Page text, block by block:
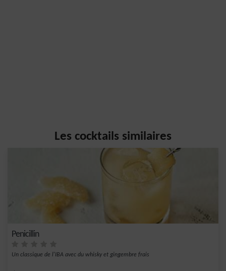
Les cocktails similaires
Penicillin
Un classique de l'IBA avec du whisky et gingembre frais